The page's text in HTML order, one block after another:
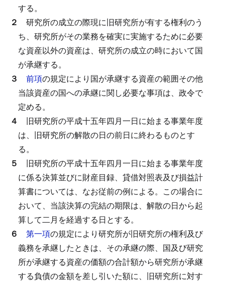
する。
２ 研究所の成立の際現に旧研究所が有する権利のう
ち、研究所がその業務を確実に実施するために必要
な資産以外の資産は、研究所の成立の時において国
が承継する。
３ 前項の規定により国が承継する資産の範囲その他
当該資産の国への承継に関し必要な事項は、政令で
定める。
４ 旧研究所の平成十五年四月一日に始まる事業年度
は、旧研究所の解散の日の前日に終わるものとす
る。
５ 旧研究所の平成十五年四月一日に始まる事業年度
に係る決算並びに財産目録、貸借対照表及び損益計
算書については、なお従前の例による。 この場合に
おいて、当該決算の完結の期限は、解散の日から起
算して二月を経過する日とする。
６ 第一項の規定により研究所が旧研究所の権利及び
義務を承継したときは、その承継の際、国及び研究
所が承継する資産の価額の合計額から研究所が承継
する負債の金額を差し引いた額に、旧研究所に対す